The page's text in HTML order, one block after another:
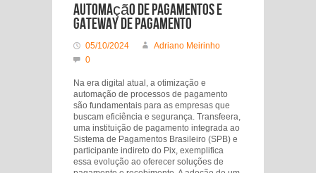
Automação de Pagamentos e
Gateway de Pagamento
05/10/2024
Adriano Meirinho
0
Na era digital atual, a otimização e
automação de processos de pagamento
são fundamentais para as empresas que
buscam eficiência e segurança. Transfeera,
uma instituição de pagamento integrada ao
Sistema de Pagamentos Brasileiro (SPB) e
participante indireto do Pix, exemplifica
essa evolução ao oferecer soluções de